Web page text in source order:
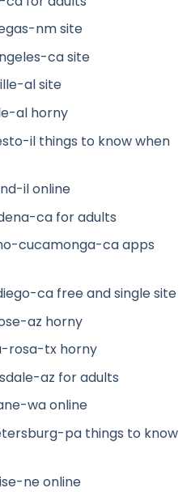
nm site
ca site
al site
al horny
il things to know when
il online
ca for adults
cucamonga-ca apps
ca free and single site
az horny
rosa-tx horny
az for adults
wa online
pa things to know
ne online